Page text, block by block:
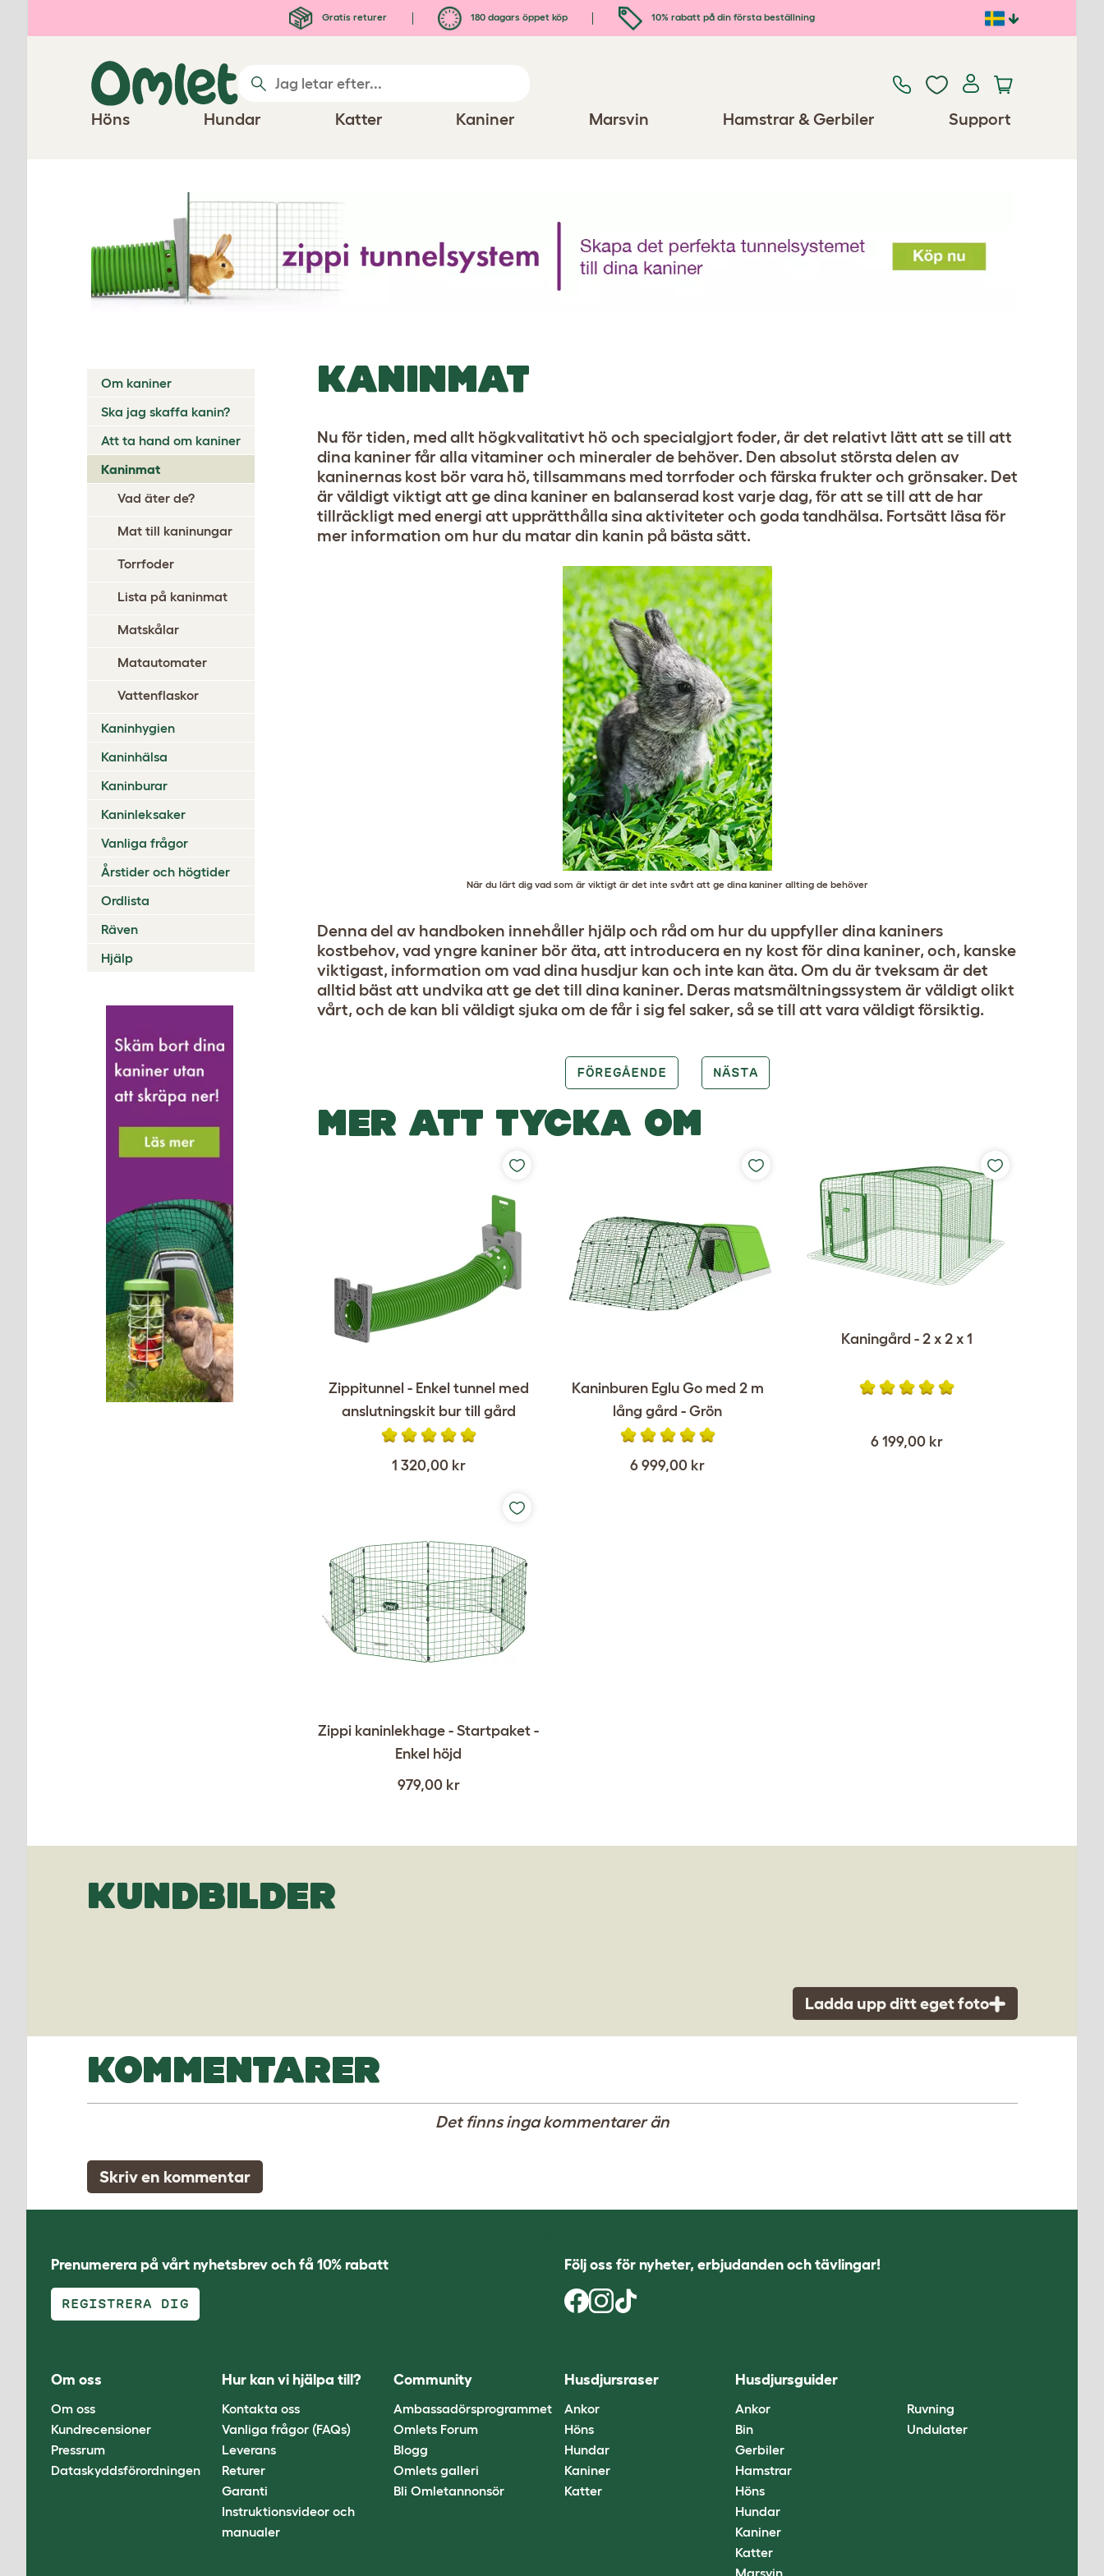
Gratis returer 180 dagars öppet köp 10% rabatt på din första beställning
Höns Hundar Katter Kaniner Marsvin Hamstrar & Gerbiler Support
Om kaniner
Ska jag skaffa kanin?
Att ta hand om kaniner
Kaninmat
Vad äter de?
Mat till kaninungar
Torrfoder
Lista på kaninmat
Matskålar
Matautomater
Vattenflaskor
Kaninhygien
Kaninhälsa
Kaninburar
Kaninleksaker
Vanliga frågor
Årstider och högtider
Ordlista
Räven
Hjälp
KANINMAT
Nu för tiden, med allt högkvalitativt hö och specialgjort foder, är det relativt lätt att se till att
dina kaniner får alla vitaminer och mineraler de behöver. Den absolut största delen av
kaninernas kost bör vara hö, tillsammans med torrfoder och färska frukter och grönsaker. Det
är väldigt viktigt att ge dina kaniner en balanserad kost varje dag, för att se till att de har
tillräckligt med energi att upprätthålla sina aktiviteter och goda tandhälsa. Fortsätt läsa för
mer information om hur du matar din kanin på bästa sätt.
När du lärt dig vad som är viktigt är det inte svårt att ge dina kaniner allting de behöver
Denna del av handboken innehåller hjälp och råd om hur du uppfyller dina kaniners
kostbehov, vad yngre kaniner bör äta, att introducera en ny kost för dina kaniner, och, kanske
viktigast, information om vad dina husdjur kan och inte kan äta. Om du är tveksam är det
alltid bäst att undvika att ge det till dina kaniner. Deras matsmältningssystem är väldigt olikt
vårt, och de kan bli väldigt sjuka om de får i sig fel saker, så se till att vara väldigt försiktig.
FÖREGÅENDE NÄSTA
MER ATT TYCKA OM
Zippitunnel - Enkel tunnel med
anslutningskit bur till gård
1 320,00 kr
Kaninburen Eglu Go med 2 m
lång gård - Grön
6 999,00 kr
Kaningård - 2 x 2 x 1
6 199,00 kr
Zippi kaninlekhage - Startpaket -
Enkel höjd
979,00 kr
KUNDBILDER
Ladda upp ditt eget foto
KOMMENTARER
Det finns inga kommentarer än
Skriv en kommentar
Prenumerera på vårt nyhetsbrev och få 10% rabatt
REGISTRERA DIG
Följ oss för nyheter, erbjudanden och tävlingar!
Om oss
Om oss
Kundrecensioner
Pressrum
Dataskyddsförordningen
Hur kan vi hjälpa till?
Kontakta oss
Vanliga frågor (FAQs)
Leverans
Returer
Garanti
Instruktionsvideor och
manualer
Community
Ambassadörsprogrammet
Omlets Forum
Blogg
Omlets galleri
Bli Omletannonsör
Husdjursraser
Ankor
Höns
Hundar
Kaniner
Katter
Husdjursguider
Ankor
Bin
Gerbiler
Hamstrar
Höns
Hundar
Kaniner
Katter
Marsvin
Ruvning
Undulater